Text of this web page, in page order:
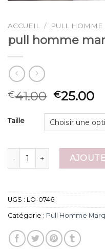
ACCUEIL / PULL HOMME
pull homme
€41.00 €25.00
Taille
quantité de pull homme
UGS : LO-0746
Catégorie : Pull Homme